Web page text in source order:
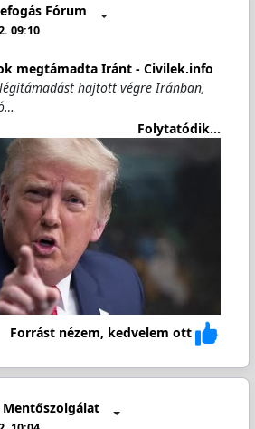
Fórum
09:10
megtámadta Iránt - Civilek.info
hajtott végre Iránban,
Folytatódik...
Forrást nézem, kedvelem ott
Mentőszolgálat